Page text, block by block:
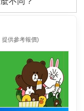
提供參考報價)